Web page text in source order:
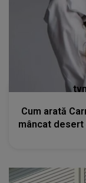
Cum arată
mâncat desert